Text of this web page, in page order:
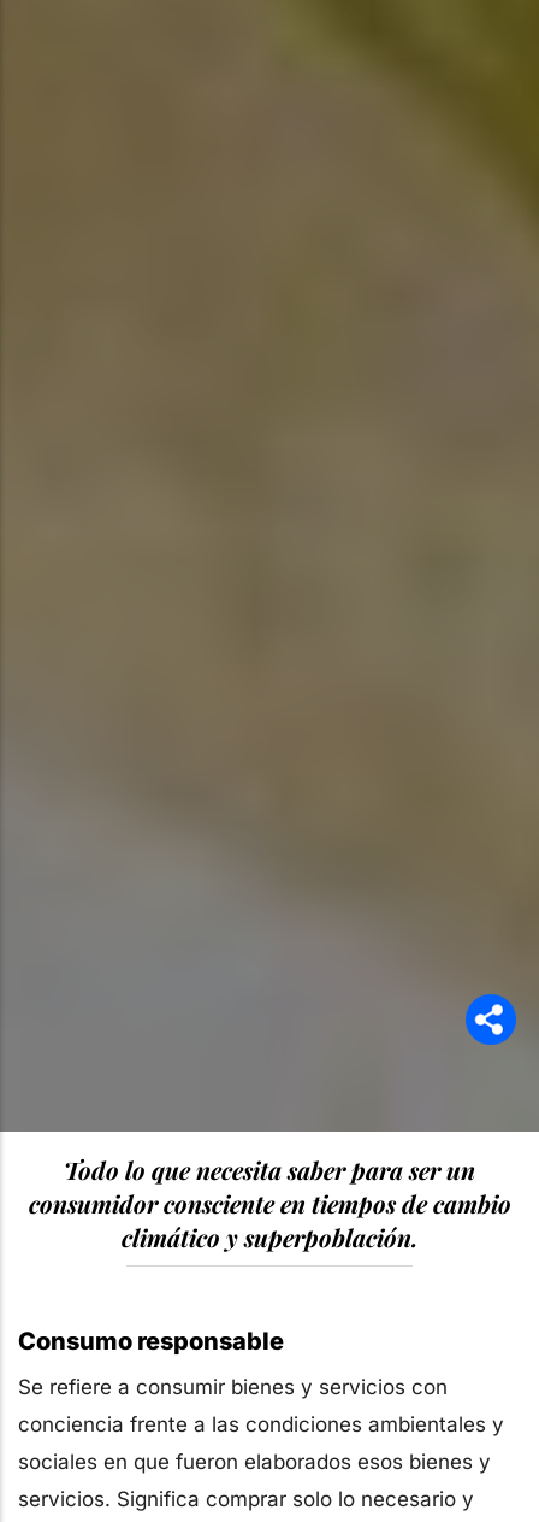
Todo lo que necesita saber para ser un
consumidor consciente en tiempos de cambio
climático y superpoblación.
Consumo responsable
Se refiere a consumir bienes y servicios con
conciencia frente a las condiciones ambientales y
sociales en que fueron elaborados esos bienes y
servicios. Significa comprar solo lo necesario y